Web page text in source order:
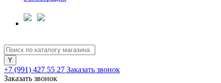
+7 (991) 427 55 27 Заказать звонок
Заказать звонок